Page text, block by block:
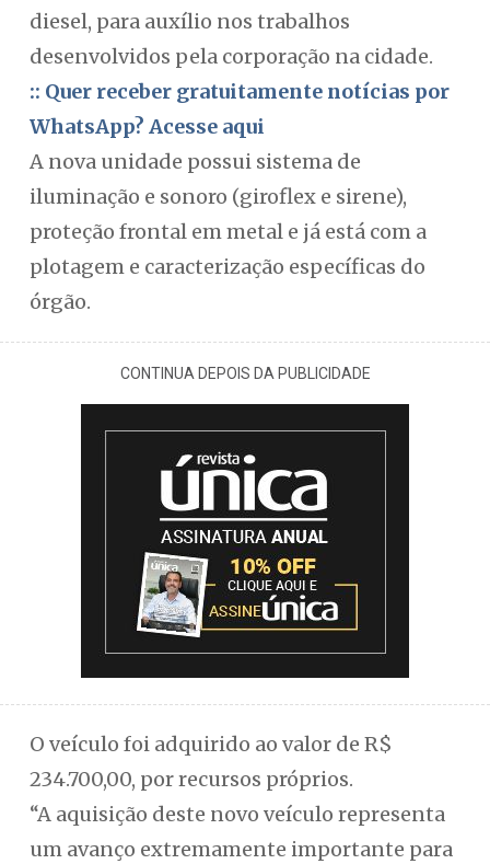
diesel, para auxílio nos trabalhos
desenvolvidos pela corporação na cidade.
:: Quer receber gratuitamente notícias por
WhatsApp? Acesse aqui
A nova unidade possui sistema de
iluminação e sonoro (giroflex e sirene),
proteção frontal em metal e já está com a
plotagem e caracterização específicas do
órgão.
CONTINUA DEPOIS DA PUBLICIDADE
O veículo foi adquirido ao valor de R$
234.700,00, por recursos próprios.
“A aquisição deste novo veículo representa
um avanço extremamente importante para